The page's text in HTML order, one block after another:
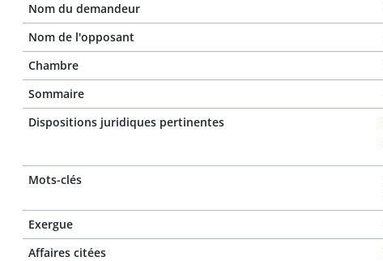
Nom du demandeur
Nom de l'opposant
Chambre
Sommaire
Dispositions juridiques pertinentes
Mots-clés
Exergue
Affaires citées